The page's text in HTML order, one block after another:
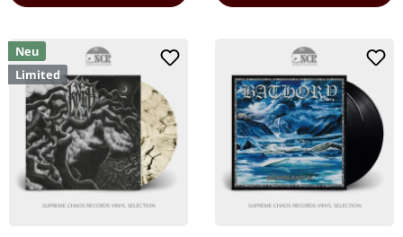
Neu
Limited